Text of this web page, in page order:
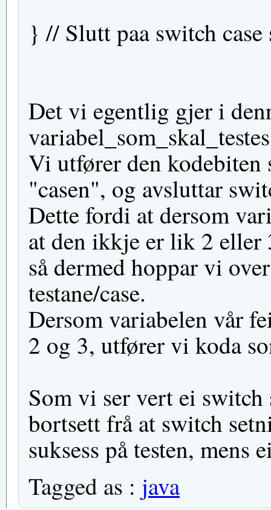
} // Slutt paa switch case
Det vi egentlig gjer i
Vi utfører den kodebiten
"casen", og avsluttar
Dette fordi at dersom
at den ikkje er lik 2
så dermed hoppar vi
testane/case.
Dersom variabelen vår
2 og 3, utfører vi koda
Som vi ser vert ei
bortsett frå at switch
suksess på testen, mens
Tagged as : java